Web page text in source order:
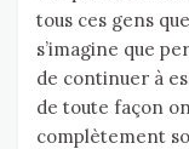
tous ces gens
s’imagine que
de continuer à
de toute façon
complètement